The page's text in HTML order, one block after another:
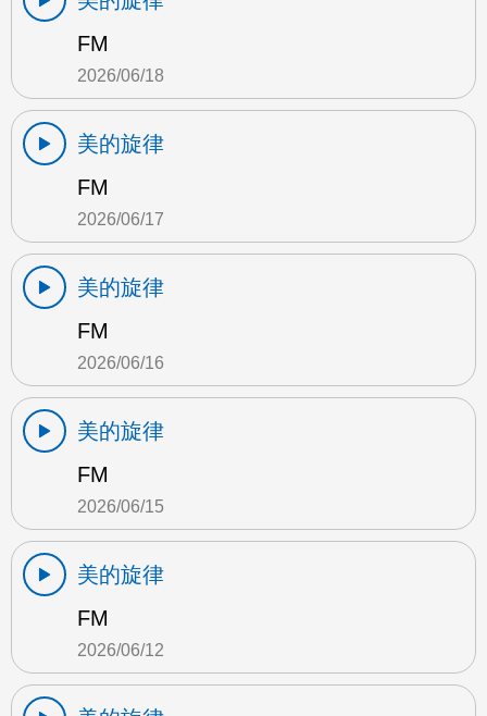
FM
2026/06/18
美的旋律
FM
2026/06/17
美的旋律
FM
2026/06/16
美的旋律
FM
2026/06/15
美的旋律
FM
2026/06/12